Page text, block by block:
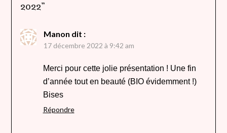
2022”
Manon dit :
17 décembre 2022 à 9:42 am
Merci pour cette jolie présentation ! Une fin
d’année tout en beauté (BIO évidemment !)
Bises
Répondre